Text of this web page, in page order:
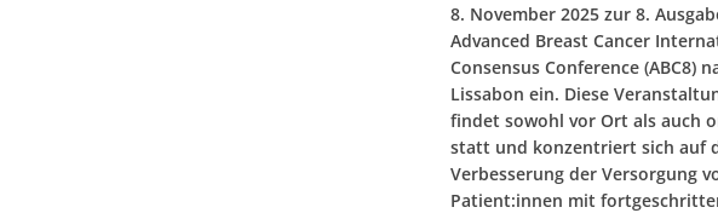
8. November 2025 zur 8.
Advanced Breast Cancer
Consensus Conference (ABC8)
Lissabon ein. Diese
findet sowohl vor Ort als auch
statt und konzentriert sich auf
Verbesserung der Versorgung
Patient:innen mit